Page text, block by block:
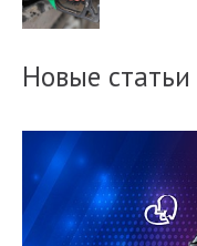
Новые статьи